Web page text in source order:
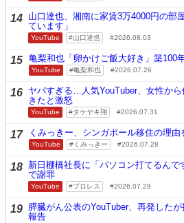
14 山口達也、湘南に家賃3万4000円の部
ています」
YouTube 山口達也 2026.08.03
15 亀梨和也「卵かけご飯大好き」築100
YouTube 亀梨和也 2026.07.26
16 ヤバすぎる…人気YouTuber、女性か
きたと激怒
YouTube タケヤキ翔 2026.07.31
17 くみっきー、シンガポール移住の理由
YouTube くみっきー 2026.07.28
18 新日棚橋社長に「パソコン打てるんで
で謝罪
YouTube プロレス 2026.07.29
19 膵臓がん公表のYouTuber、再発した
報告